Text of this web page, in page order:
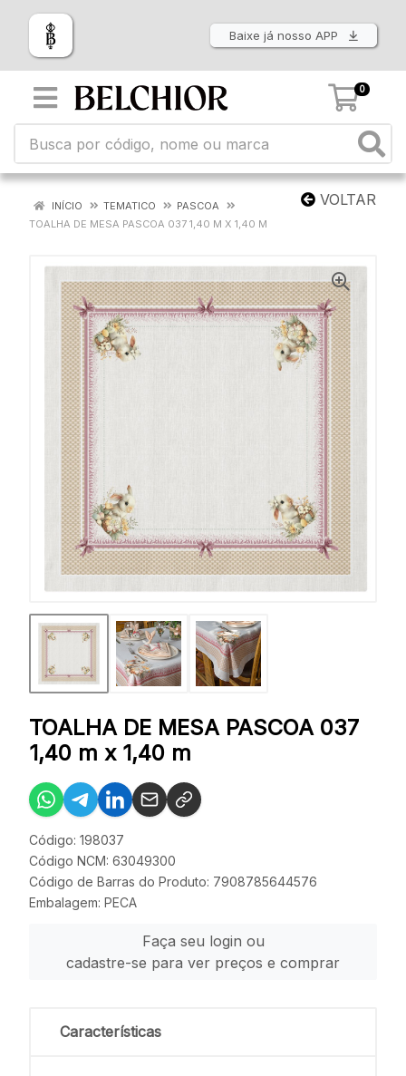
Baixe já nosso APP
0
VOLTAR
INÍCIO TEMATICO
PASCOA
TOALHA DE MESA PASCOA 037 1,40 M X 1,40 M
TOALHA DE MESA PASCOA 037
1,40 m x 1,40 m
Código: 198037
Código NCM: 63049300
Código de Barras do Produto: 7908785644576
Embalagem: PECA
Faça seu login ou
cadastre-se para ver preços e comprar
Características